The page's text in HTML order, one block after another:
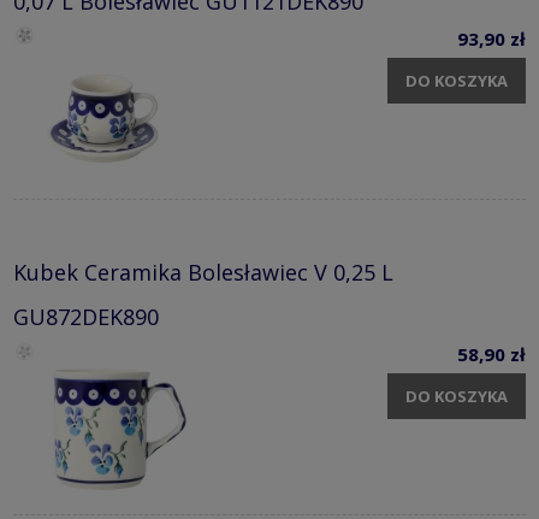
93,90 zł
DO KOSZYKA
Kubek Ceramika Bolesławiec V 0,25 L
GU872DEK890
58,90 zł
DO KOSZYKA